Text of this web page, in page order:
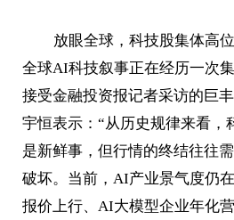
放眼全球，科技股集体高
全球AI科技叙事正在经历一次集
接受金融投资报记者采访的巨
宇恒表示：“从历史规律来看，
是新鲜事，但行情的终结往往
破坏。当前，AI产业景气度仍
报价上行、AI大模型企业年化